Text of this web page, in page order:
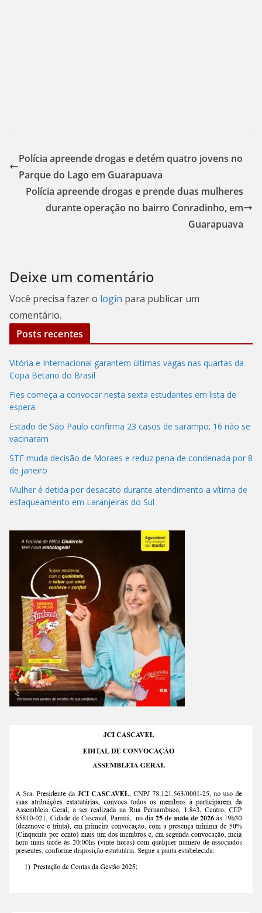
Polícia apreende drogas e detém quatro jovens no
Parque do Lago em Guarapuava
Polícia apreende drogas e prende duas mulheres
durante operação no bairro Conradinho, em
Guarapuava
Deixe um comentário
Você precisa fazer o login para publicar um
comentário.
Posts recentes
Vitória e Internacional garantem últimas vagas nas quartas da
Copa Betano do Brasil
Fies começa a convocar nesta sexta estudantes em lista de
espera
Estado de São Paulo confirma 23 casos de sarampo; 16 não se
vacinaram
STF muda decisão de Moraes e reduz pena de condenada por 8
de janeiro
Mulher é detida por desacato durante atendimento a vítima de
esfaqueamento em Laranjeiras do Sul